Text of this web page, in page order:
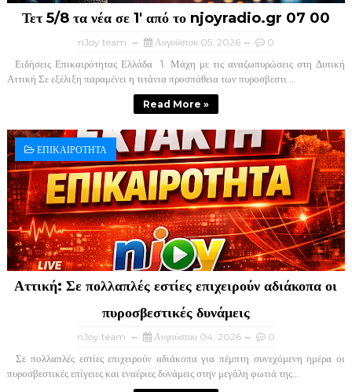
Τετ 5/8 τα νέα σε 1' από το njoyradio.gr 07 00
nJoy team Αυγούστου 05, 2026 0
Ειδήσεις Επικαιρότητας Ελλάδα ​ 1. Μάχη με τις αναζωπυρώσεις στη Δυτική
Αττική ​Σε εξέλιξη παραμένει η τιτάνια προσπάθεια των πυροσβεστι...
Read More »
ΕΠΙΚΑΙΡΟΤΗΤΑ
Αττική: Σε πολλαπλές εστίες επιχειρούν αδιάκοπα οι
πυροσβεστικές δυνάμεις
nJoy team Αυγούστου 04, 2026 0
Σε πολλαπλές εστίες επιχειρούν αδιάκοπα για πέμπτη συνεχόμενη ημέρα οι
πυροσβεστικές επίγειες και εναέριες δυνάμεις στην μεγάλη φωτιά της...